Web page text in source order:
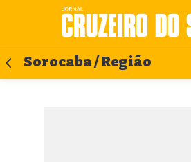
Sorocaba / Região